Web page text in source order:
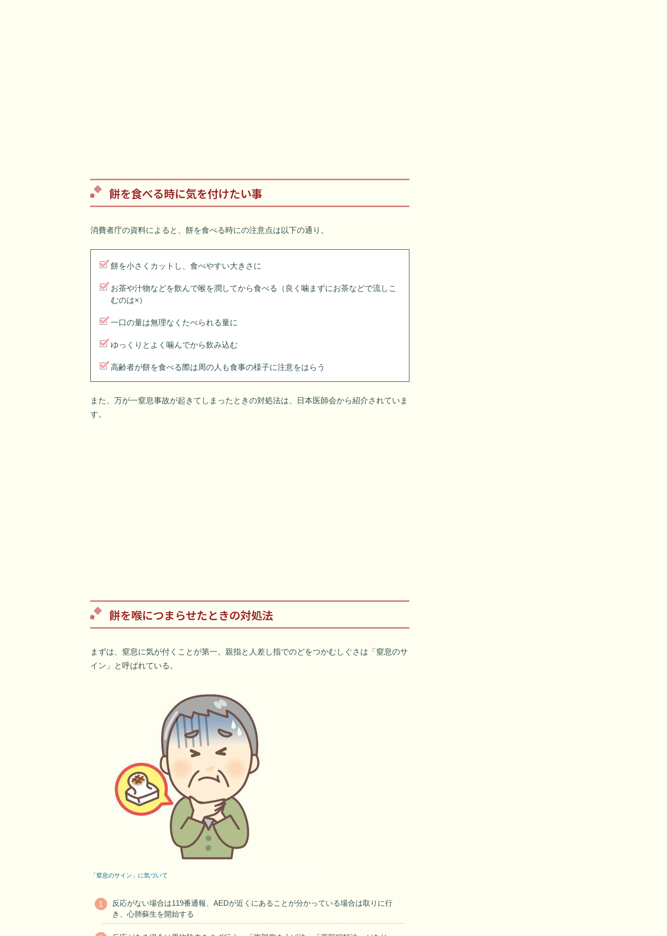
餅を食べる時に気を付けたい事
消費者庁の資料によると、餅を食べる時にの注意点は以下の通り。
餅を小さくカットし、食べやすい大きさに
お茶や汁物などを飲んで喉を潤してから食べる（良く噛まずにお茶などで流しこ
むのは×）
一口の量は無理なくたべられる量に
ゆっくりとよく噛んでから飲み込む
高齢者が餅を食べる際は周の人も食事の様子に注意をはらう
また、万が一窒息事故が起きてしまったときの対処法は、日本医師会から紹介されていま
す。
餅を喉につまらせたときの対処法
まずは、窒息に気が付くことが第一。親指と人差し指でのどをつかむしぐさは「窒息のサ
イン」と呼ばれている。
「窒息のサイン」に気づいて
反応がない場合は119番通報、AEDが近くにあることが分かっている場合は取りに行
き、心肺蘇生を開始する